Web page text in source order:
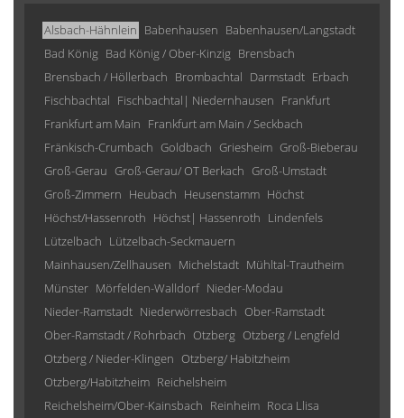
Alsbach-Hähnlein Babenhausen Babenhausen/Langstadt
Bad König Bad König / Ober-Kinzig Brensbach
Brensbach / Höllerbach Brombachtal Darmstadt Erbach
Fischbachtal Fischbachtal| Niedernhausen Frankfurt
Frankfurt am Main Frankfurt am Main / Seckbach
Fränkisch-Crumbach Goldbach Griesheim Groß-Bieberau
Groß-Gerau Groß-Gerau/ OT Berkach Groß-Umstadt
Groß-Zimmern Heubach Heusenstamm Höchst
Höchst/Hassenroth Höchst| Hassenroth Lindenfels
Lützelbach Lützelbach-Seckmauern
Mainhausen/Zellhausen Michelstadt Mühltal-Trautheim
Münster Mörfelden-Walldorf Nieder-Modau
Nieder-Ramstadt Niederwörresbach Ober-Ramstadt
Ober-Ramstadt / Rohrbach Otzberg Otzberg / Lengfeld
Otzberg / Nieder-Klingen Otzberg/ Habitzheim
Otzberg/Habitzheim Reichelsheim
Reichelsheim/Ober-Kainsbach Reinheim Roca Llisa